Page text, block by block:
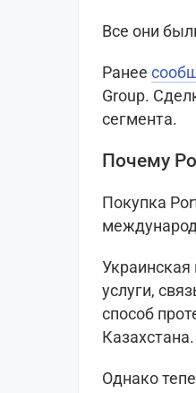
Все они
Ранее
Group.
сегмента.
Почему
Покупка
услуги,
способ
Казахстана.
Однако